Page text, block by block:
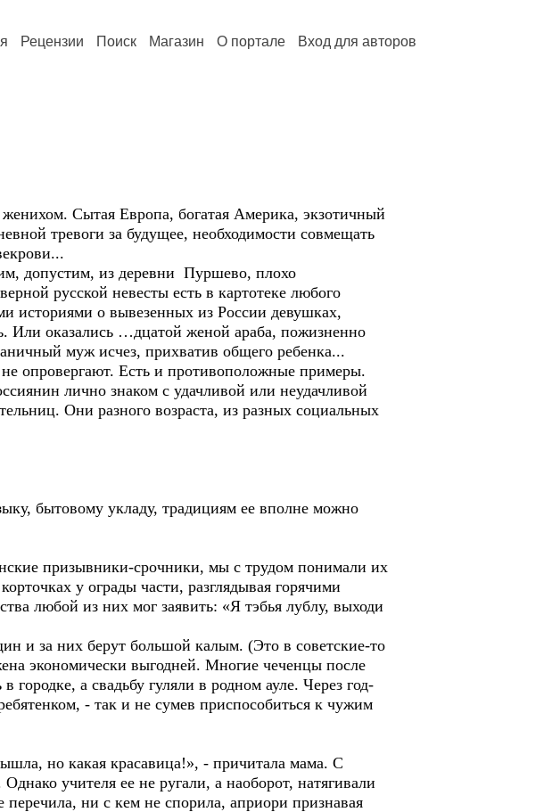
Рецензии Поиск Магазин О портале Вход для авторов
Сытая Европа, богатая Америка, экзотичный
тревоги за будущее, необходимости совмещать
допустим, из деревни Пуршево, плохо
русской невесты есть в картотеке любого
историями о вывезенных из России девушках,
Или оказались …дцатой женой араба, пожизненно
муж исчез, прихватив общего ребенка...
опровергают. Есть и противоположные примеры.
лично знаком с удачливой или неудачливой
Они разного возраста, из разных социальных
бытовому укладу, традициям ее вполне можно
призывники-срочники, мы с трудом понимали их
у ограды части, разглядывая горячими
любой из них мог заявить: «Я тэбья лублу, выходи
и за них берут большой калым. (Это в советские-то
экономически выгодней. Многие чеченцы после
а свадьбу гуляли в родном ауле. Через год-
- так и не сумев приспособиться к чужим
но какая красавица!», - причитала мама. С
учителя ее не ругали, а наоборот, натягивали
ни с кем не спорила, априори признавая